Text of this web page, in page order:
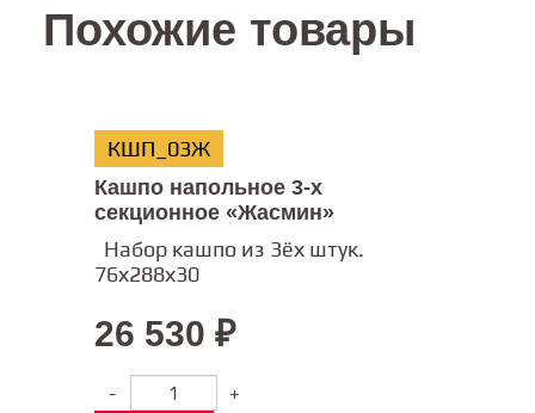
Похожие товары
КШП_03Ж
Кашпо напольное 3-х
секционное «Жасмин»
Набор кашпо из 3ёх штук.
76х288х30
26 530 ₽
- +